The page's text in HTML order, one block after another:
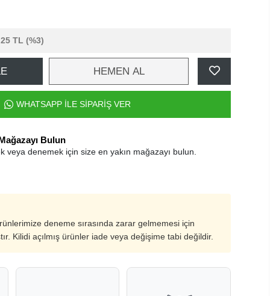
TL (%3)
HEMEN AL
WHATSAPP İLE SİPARİŞ VER
Bulun
veya denemek için size en yakın mağazayı bulun.
deneme sırasında zarar gelmemesi için
Kilidi açılmış ürünler iade veya değişime tabi değildir.